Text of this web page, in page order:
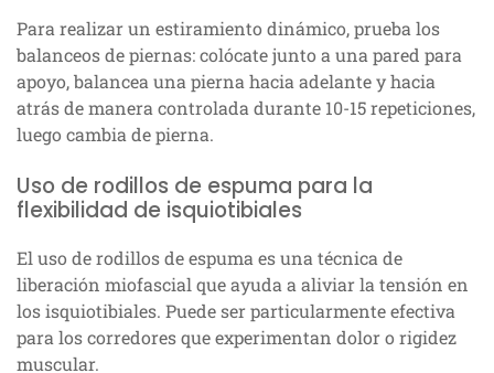
Para realizar un estiramiento dinámico, prueba los
balanceos de piernas: colócate junto a una pared para
apoyo, balancea una pierna hacia adelante y hacia
atrás de manera controlada durante 10-15 repeticiones,
luego cambia de pierna.
Uso de rodillos de espuma para la
flexibilidad de isquiotibiales
El uso de rodillos de espuma es una técnica de
liberación miofascial que ayuda a aliviar la tensión en
los isquiotibiales. Puede ser particularmente efectiva
para los corredores que experimentan dolor o rigidez
muscular.